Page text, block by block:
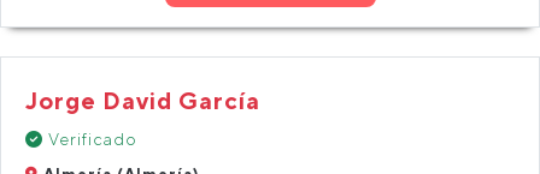
Jorge David García
Verificado